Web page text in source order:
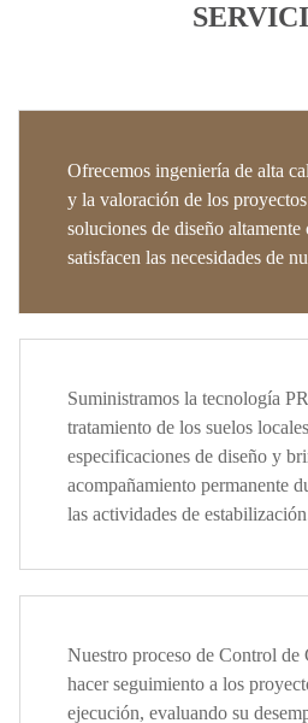
Ofrecemos ingeniería de alta
y la valoración de los
soluciones de diseño
satisfacen las necesidades de
Suministramos la tecnología
tratamiento de los suelos
especificaciones de diseño y
acompañamiento permanente
las actividades de
Nuestro proceso de Control de
hacer seguimiento a los
ejecución, evaluando su